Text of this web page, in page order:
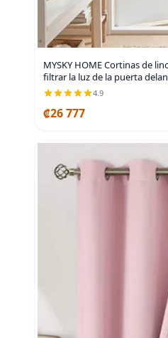
MYSKY HOME Cortinas de
filtrar la luz de la puerta
4.9
₡26 777